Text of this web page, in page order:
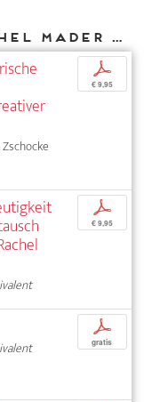
Weitere Texte von Rachel Mader bei DIAPHANES
p
€ 9,95
p
€ 9,95
p
gratis